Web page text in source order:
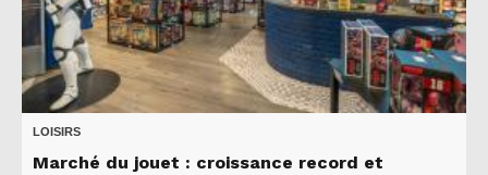
LOISIRS
Marché du jouet : croissance record et